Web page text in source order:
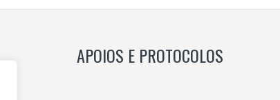
APOIOS E PROTOCOLOS